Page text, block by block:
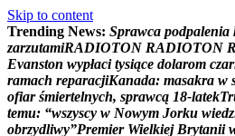
Skip to content
Trending News: Sprawca podpalenia
zarzutamiRADIOTON RADIOTON R
Evanston wypłaci tysiące dolarom czar
ramach reparacjiKanada: masakra w
ofiar śmiertelnych, sprawcą 18-latekTr
temu: “wszyscy w Nowym Jorku wiedz
obrzydliwy”Premier Wielkiej Brytanii